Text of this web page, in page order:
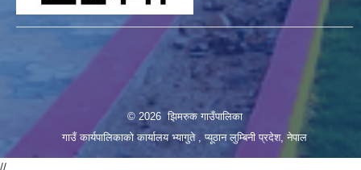
© 2026 झिमरुक गाउँपालिका
गाउँ कार्यपालिकाको कार्यालय भ्यागुते , प्यूठान लुम्बिनी प्रदेश, नेपाल
//